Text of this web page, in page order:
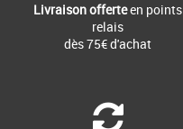
Livraison offerteen points
relais
dès 75€ d'achat